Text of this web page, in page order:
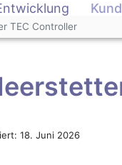
TEC Controller
18. Juni 2026